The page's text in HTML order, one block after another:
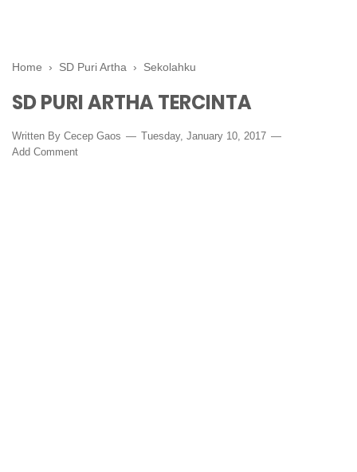
Home › SD Puri Artha › Sekolahku
SD PURI ARTHA TERCINTA
Written By Cecep Gaos
Tuesday, January 10, 2017
Add Comment